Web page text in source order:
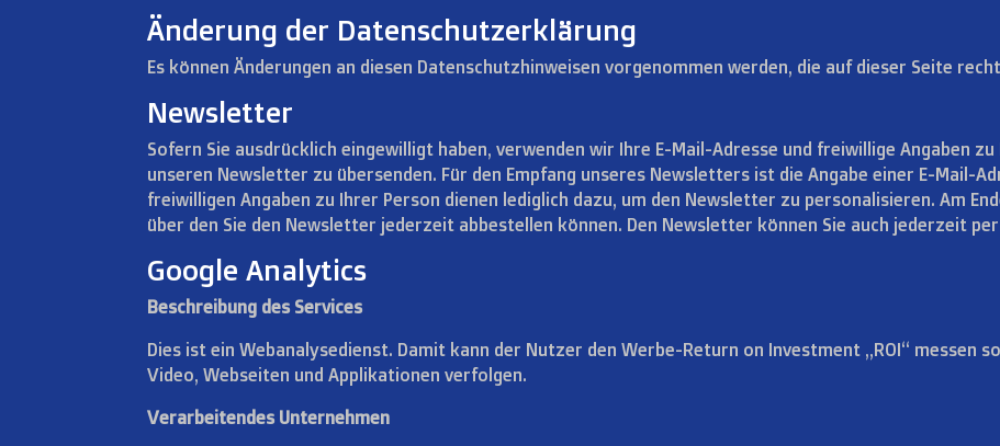
Änderung der Datenschutzerklärung
Es können Änderungen an diesen Datenschutzhinweisen vorgenommen werden, die auf dieser Seite
Newsletter
Sofern Sie ausdrücklich eingewilligt haben, verwenden wir Ihre E-Mail-Adresse und freiwillige Angaben
unseren Newsletter zu übersenden. Für den Empfang unseres Newsletters ist die Angabe einer E-Mail-
freiwilligen Angaben zu Ihrer Person dienen lediglich dazu, um den Newsletter zu personalisieren. Am
über den Sie den Newsletter jederzeit abbestellen können. Den Newsletter können Sie auch jederzeit per
Google Analytics
Beschreibung des Services
Dies ist ein Webanalysedienst. Damit kann der Nutzer den Werbe-Return on Investment „ROI“ messen
Video, Webseiten und Applikationen verfolgen.
Verarbeitendes Unternehmen